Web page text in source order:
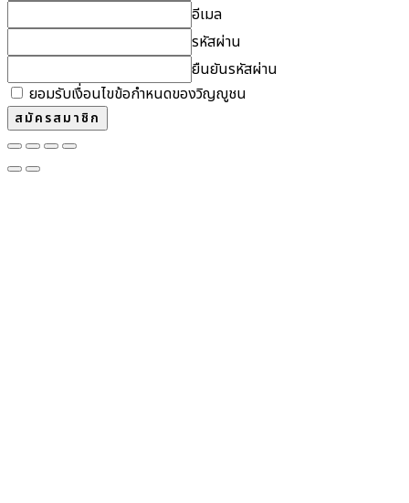
อีเมล
รหัสผ่าน
ยืนยันรหัสผ่าน
ยอมรับเงื่อนไขข้อกำหนดของวิญญูชน